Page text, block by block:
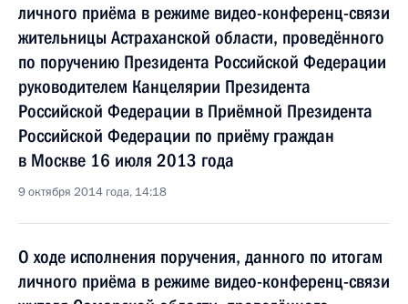
личного приёма в режиме видео-конференц-связи
жительницы Астраханской области, проведённого
по поручению Президента Российской Федерации
руководителем Канцелярии Президента
Российской Федерации в Приёмной Президента
Российской Федерации по приёму граждан
в Москве 16 июля 2013 года
9 октября 2014 года, 14:18
О ходе исполнения поручения, данного по итогам
личного приёма в режиме видео-конференц-связи